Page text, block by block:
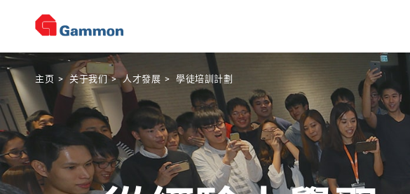
主页 >关于我们>人才發展 > 學徒培訓計劃